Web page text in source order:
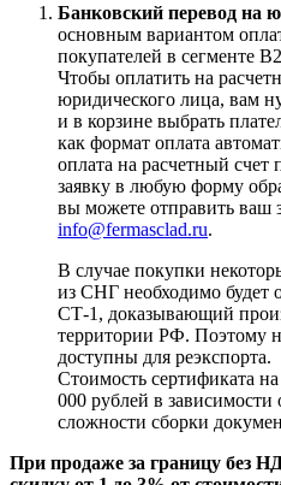
Банковский перевод на
основным вариантом
покупателей в сегменте
Чтобы оплатить на
юридического лица, вам
и в корзине выбрать
как формат оплата
оплата на расчетный
заявку в любую форму
вы можете отправить ваш
info@fermasclad.ru.
В случае покупки
из СНГ необходимо будет
СТ-1, доказывающий
территории РФ. Поэтому
доступны для реэкспорта.
Стоимость сертификата
000 рублей в зависимости
сложности сборки
При продаже за границу без